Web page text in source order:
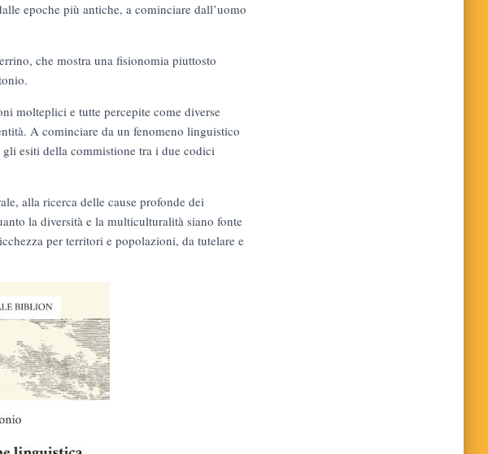
epoche più antiche, a cominciare dall’uomo
che mostra una fisionomia piuttosto
molteplici e tutte percepite come diverse
A cominciare da un fenomeno linguistico
esiti della commistione tra i due codici
alla ricerca delle cause profonde dei
la diversità e la multiculturalità siano fonte
per territori e popolazioni, da tutelare e